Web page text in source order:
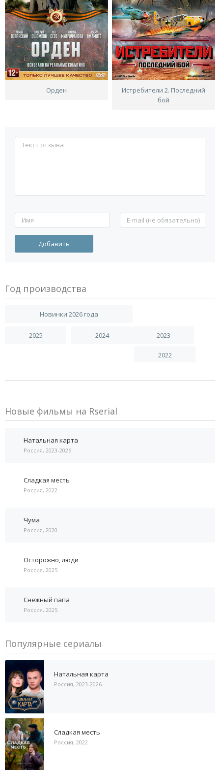
Орден
Истребители 2. Последний
бой
Год производства
Новинки 2026 года
2025 2024 2023
2022
Новые фильмы на Rserial
Натальная карта
Россия, 2023-2026
Сладкая месть
Россия, 2022
Чума
Россия, 2020
Осторожно, люди
Россия, 2025
Снежный папа
Россия, 2025
Популярные сериалы
Натальная карта
Россия, 2023-2026
Сладкая месть
Россия, 2022